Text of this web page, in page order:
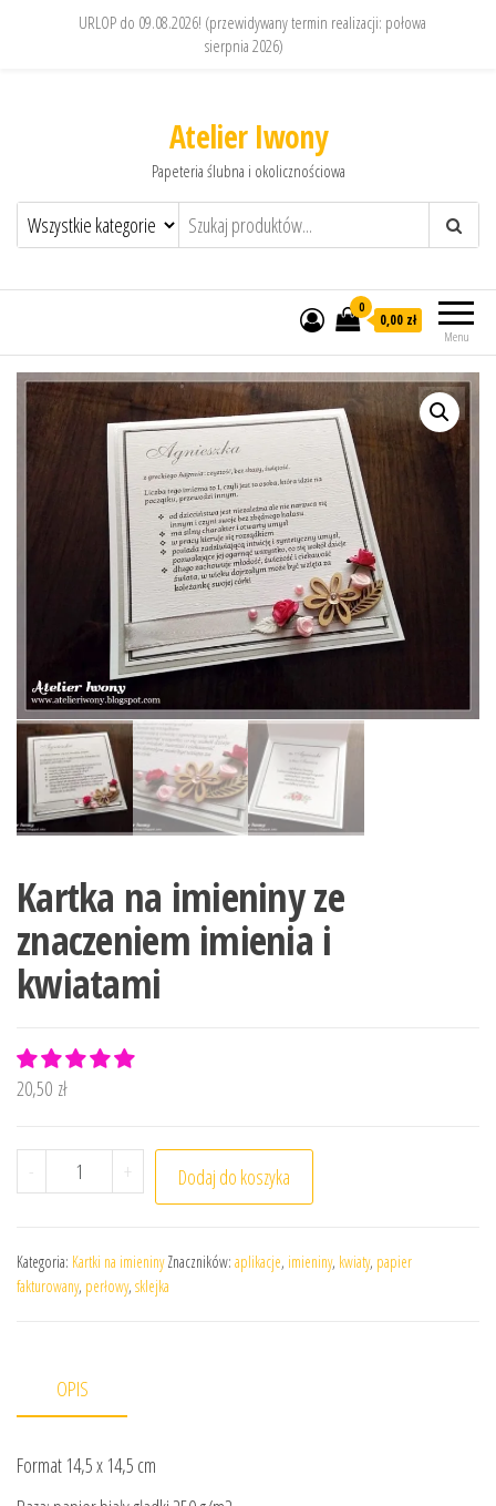
Atelier Iwony
Papeteria ślubna i okolicznościowa
Menu
0
0,00 zł
Kartka na imieniny ze
znaczeniem imienia i
kwiatami
20,50 zł
- ilość Kartka na imieniny ze znaczeniem imienia i
+ Dodaj do koszyka
Kategoria: Kartki na imieniny Znaczników: aplikacje, imieniny, kwiaty, papier
fakturowany, perłowy, sklejka
OPIS
Format 14,5 x 14,5 cm
URLOP do 09.08.2026! (przewidywany termin realizacji: połowa
sierpnia 2026)